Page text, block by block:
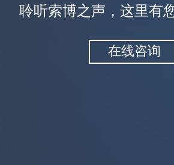
聆听索博之声，这里有
在线咨询